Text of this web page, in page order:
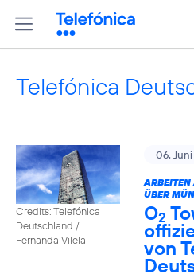
Telefónica
Credits: Telefónica
Deutschland /
Fernanda Vilela
06. Juni
ARBEITEN
ÜBER
O2
von